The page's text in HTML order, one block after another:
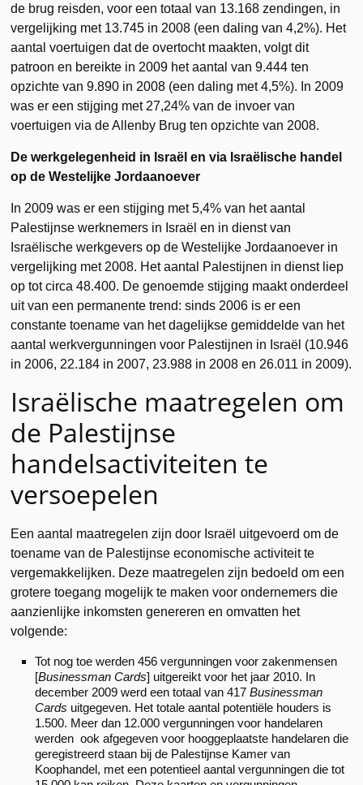
de brug reisden, voor een totaal van 13.168 zendingen, in
vergelijking met 13.745 in 2008 (een daling van 4,2%). Het
aantal voertuigen dat de overtocht maakten, volgt dit
patroon en bereikte in 2009 het aantal van 9.444 ten
opzichte van 9.890 in 2008 (een daling met 4,5%). In 2009
was er een stijging met 27,24% van de invoer van
voertuigen via de Allenby Brug ten opzichte van 2008.
De werkgelegenheid in Israël en via Israëlische handel
op de Westelijke Jordaanoever
In 2009 was er een stijging met 5,4% van het aantal
Palestijnse werknemers in Israël en in dienst van
Israëlische werkgevers op de Westelijke Jordaanoever in
vergelijking met 2008. Het aantal Palestijnen in dienst liep
op tot circa 48.400. De genoemde stijging maakt onderdeel
uit van een permanente trend: sinds 2006 is er een
constante toename van het dagelijkse gemiddelde van het
aantal werkvergunningen voor Palestijnen in Israël (10.946
in 2006, 22.184 in 2007, 23.988 in 2008 en 26.011 in 2009).
Israëlische maatregelen om
de Palestijnse
handelsactiviteiten te
versoepelen
Een aantal maatregelen zijn door Israël uitgevoerd om de
toename van de Palestijnse economische activiteit te
vergemakkelijken. Deze maatregelen zijn bedoeld om een
grotere toegang mogelijk te maken voor ondernemers die
aanzienlijke inkomsten genereren en omvatten het
volgende:
Tot nog toe werden 456 vergunningen voor zakenmensen
[Businessman Cards] uitgereikt voor het jaar 2010. In
december 2009 werd een totaal van 417Businessman
Cards uitgegeven. Het totale aantal potentiële houders is
1.500. Meer dan 12.000 vergunningen voor handelaren
werden ook afgegeven voor hooggeplaatste handelaren die
geregistreerd staan bij de Palestijnse Kamer van
Koophandel, met een potentieel aantal vergunningen die tot